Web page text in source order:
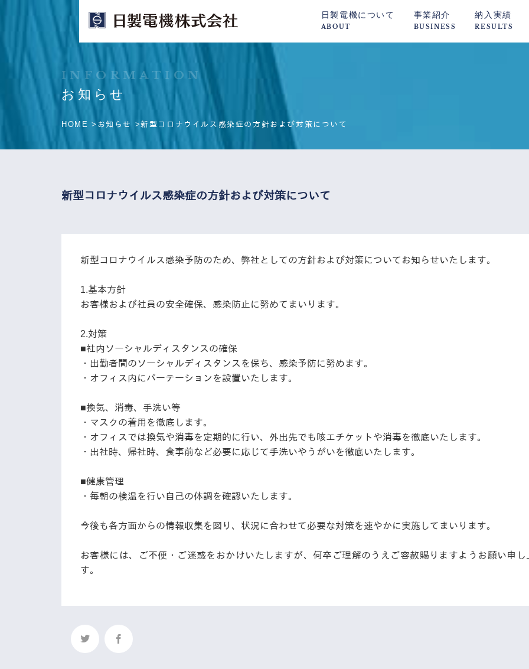
日製電機について
ABOUT
事業紹介
BUSINESS
納入実績
RESULTS
INFORMATION
お知らせ
HOME > お知らせ >新型コロナウイルス感染症の方針および対策について
新型コロナウイルス感染症の方針および対策について
新型コロナウイルス感染予防のため、弊社としての方針および対策についてお知らせいたします。
1.基本方針
お客様および社員の安全確保、感染防止に努めてまいります。
2.対策
■社内ソーシャルディスタンスの確保
・出勤者間のソーシャルディスタンスを保ち、感染予防に努めます。
・オフィス内にパーテーションを設置いたします。
■換気、消毒、手洗い等
・マスクの着用を徹底します。
・オフィスでは換気や消毒を定期的に行い、外出先でも咳エチケットや消毒を徹底いたします。
・出社時、帰社時、食事前など必要に応じて手洗いやうがいを徹底いたします。
■健康管理
・毎朝の検温を行い自己の体調を確認いたします。
今後も各方面からの情報収集を図り、状況に合わせて必要な対策を速やかに実施してまいります。
お客様には、ご不便・ご迷惑をおかけいたしますが、何卒ご理解のうえご容赦賜りますようお願い申し
す。